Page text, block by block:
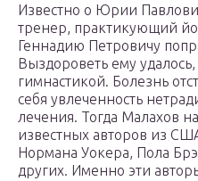
Известно о Юрии
тренер, практикующий
Геннадию Петровичу
Выздороветь ему
гимнастикой. Болезнь
себя увлеченность
лечения. Тогда Малахов
известных авторов из
Нормана Уокера, Пола
других. Именно эти